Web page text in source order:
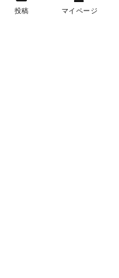
投稿 マイページ